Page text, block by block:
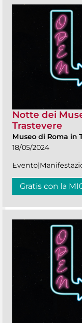
Notte dei
Trastevere
Museo di Roma in
18/05/2024
Gratis con la